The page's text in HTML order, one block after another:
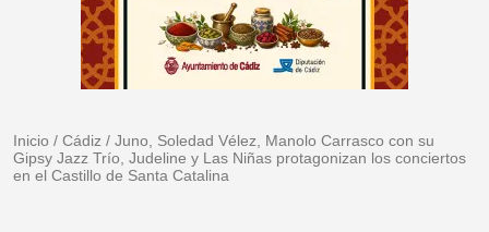
Inicio / Cádiz / Juno, Soledad Vélez, Manolo Carrasco con su
Gipsy Jazz Trío, Judeline y Las Niñas protagonizan los conciertos
en el Castillo de Santa Catalina